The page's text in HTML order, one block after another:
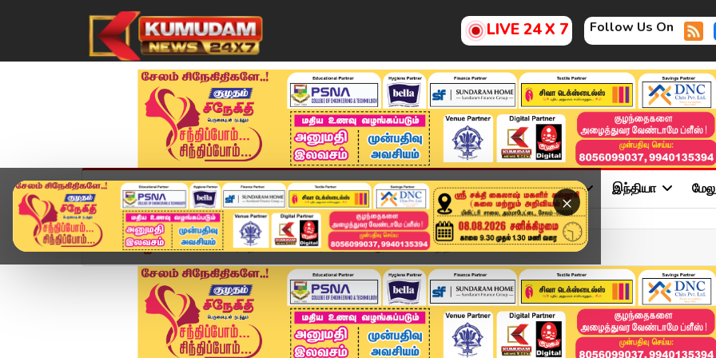
LIVE 24 X 7 Follow Us On
×
முகப்பு விளையாட்டு அண்மை தமிழ்நாடு சினிமா அரசியல் விளையாட்டு இந்தியா
Home ஐபிஎல் 2025 விரக்தியில் சிஎஸ்கே ரசிகர்கள்...ஆர்வம் காட்டாதத...